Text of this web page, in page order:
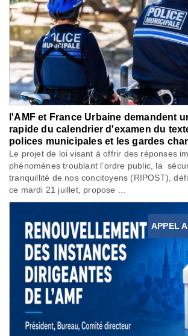
l'AMF et France Urbaine demandent
rapide du calendrier d'examen du
polices municipales et les gardes
Le projet de loi visant à offrir des réponses
phénomènes troublant l’ordre public, la
tranquillité de nos concitoyens (RIPOST),
ce mardi 21 juillet, propose ...
APPEL